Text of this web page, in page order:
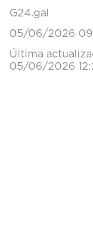
G24.gal
05/06/2026
Última
05/06/2026